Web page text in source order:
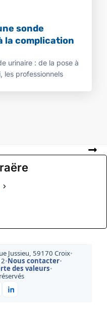
sonde
la complication
urinaire : de la pose à
les professionnels
Jussieu, 59170 Croix•
•Nous contacter•
des valeurs•